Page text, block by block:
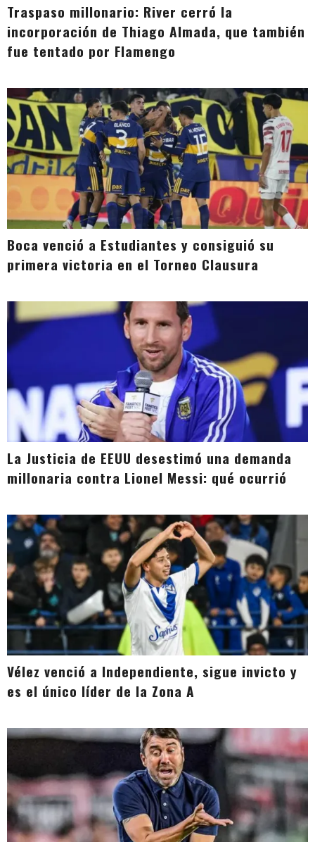
Traspaso millonario: River cerró la
incorporación de Thiago Almada, que también
fue tentado por Flamengo
Boca venció a Estudiantes y consiguió su
primera victoria en el Torneo Clausura
La Justicia de EEUU desestimó una demanda
millonaria contra Lionel Messi: qué ocurrió
Vélez venció a Independiente, sigue invicto y
es el único líder de la Zona A